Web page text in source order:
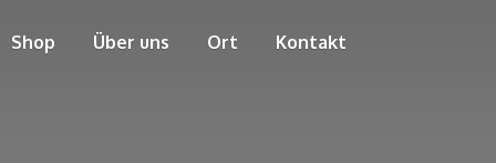
Shop Über uns Ort Kontakt